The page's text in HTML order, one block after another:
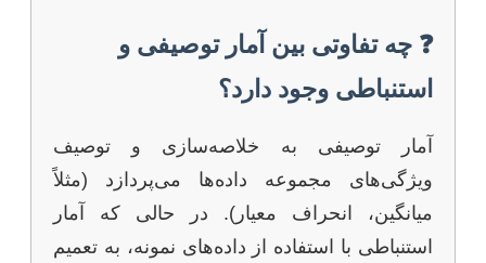
❓ چه تفاوتی بین آمار توصیفی و
استنباطی وجود دارد؟
آمار توصیفی به خلاصه‌سازی و توصیف
ویژگی‌های مجموعه داده‌ها می‌پردازد (مثلاً
میانگین، انحراف معیار). در حالی که آمار
استنباطی با استفاده از داده‌های نمونه، به تعمیم